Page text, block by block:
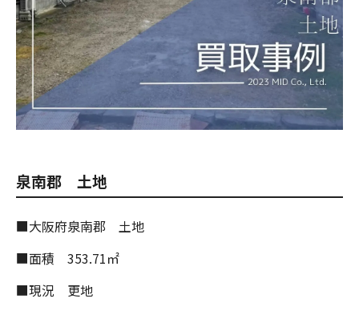
泉南郡 土地
■大阪府泉南郡 土地
■面積 353.71㎡
■現況 更地